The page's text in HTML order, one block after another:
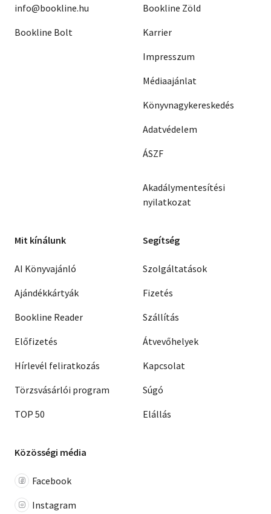
info@bookline.hu
Bookline Bolt
Bookline Zöld
Karrier
Impresszum
Médiaajánlat
Könyvnagykereskedés
Adatvédelem
ÁSZF
Akadálymentesítési
nyilatkozat
Mit kínálunk
AI Könyvajánló
Ajándékkártyák
Bookline Reader
Előfizetés
Hírlevél feliratkozás
Törzsvásárlói program
TOP 50
Segítség
Szolgáltatások
Fizetés
Szállítás
Átvevőhelyek
Kapcsolat
Súgó
Elállás
Közösségi média
Facebook
Instagram